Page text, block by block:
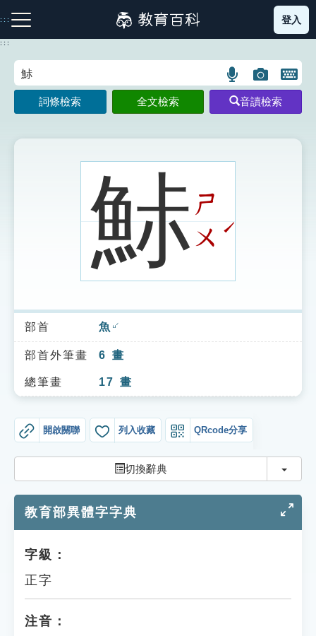
到
主
:::
注音索引圖示 筆畫索引圖示 部首索引表圖示
索引選單
知識索引
單字索引
貓頭鷹博士
登入
:::
語
言
搜
示
圖
片
搜
開
鍵
圖
詞條檢索 全文檢索 音讀檢索
鮛ㄕ
ㄨˊ
部首 魚 ㄩˊ
部首外筆畫 6 畫
總筆畫 17 畫
開啟關聯 列入收藏 QRcode分享
切換辭典 切換
教育部異體字字典
字級：
正字
注音：